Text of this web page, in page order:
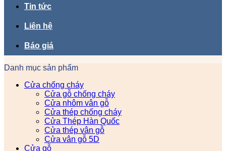
Tin tức
Liên hệ
Báo giá
Danh mục sản phẩm
Cửa chống cháy
Cửa gỗ chống cháy
Cửa nhôm vân gỗ
Cửa thép chống cháy
Cửa Thép Hàn Quốc
Cửa thép vân gỗ
Cửa vân gỗ 5D
Cửa gỗ